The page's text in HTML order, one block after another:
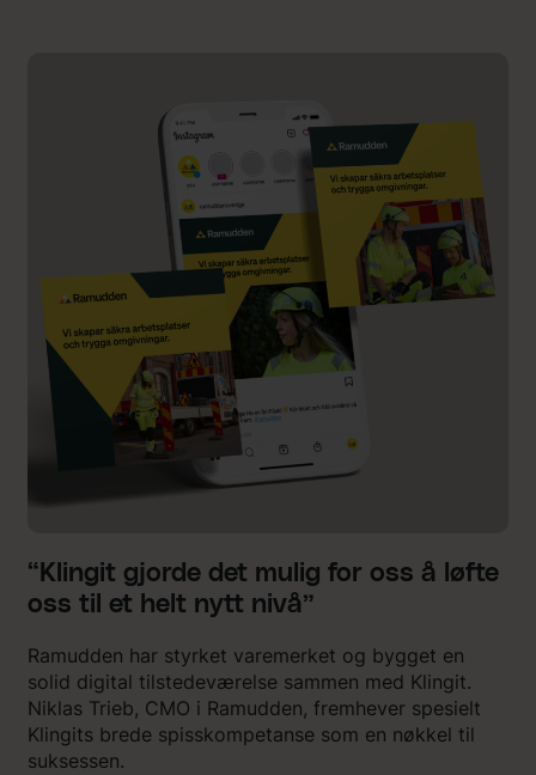
“Klingit gjorde det mulig for oss å løfte
oss til et helt nytt nivå”
Ramudden har styrket varemerket og bygget en
solid digital tilstedeværelse sammen med Klingit.
Niklas Trieb, CMO i Ramudden, fremhever spesielt
Klingits brede spisskompetanse som en nøkkel til
suksessen.